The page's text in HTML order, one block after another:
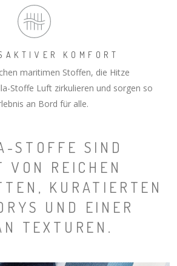
KOMFORT
maritimen Stoffen, die Hitze
Stoffe Luft zirkulieren und sorgen so
an Bord für alle.
STOFFE SIND
VON REICHEN
KURATIERTEN
UND EINER
TEXTUREN.